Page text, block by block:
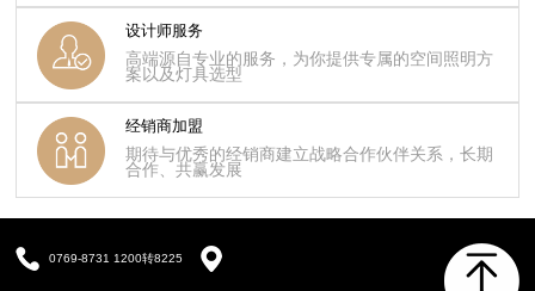
设计师服务
高端源自专业的服务，为你提供专属的空间照明方
案以及灯具选型
经销商加盟
期待与优秀的经销商建立战略合作伙伴关系，长期
合作、共赢发展
0769-8731 1200转8225